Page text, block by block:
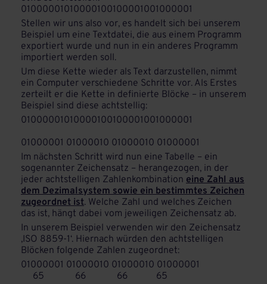
01000001010000100100001001000001
Stellen wir uns also vor, es handelt sich bei unserem
Beispiel um eine Textdatei, die aus einem Programm
exportiert wurde und nun in ein anderes Programm
importiert werden soll.
Um diese Kette wieder als Text darzustellen, nimmt
ein Computer verschiedene Schritte vor. Als Erstes
zerteilt er die Kette in definierte Blöcke – in unserem
Beispiel sind diese achtstellig:
01000001010000100100001001000001
01000001 01000010 01000010 01000001
Im nächsten Schritt wird nun eine Tabelle – ein
sogenannter Zeichensatz – herangezogen, in der
jeder achtstelligen Zahlenkombination eine Zahl aus
dem Dezimalsystem sowie ein bestimmtes Zeichen
zugeordnet ist. Welche Zahl und welches Zeichen
das ist, hängt dabei vom jeweiligen Zeichensatz ab.
In unserem Beispiel verwenden wir den Zeichensatz
‚ISO 8859-1‘. Hiernach würden den achtstelligen
Blöcken folgende Zahlen zugeordnet:
01000001 01000010 01000010 01000001
65 66 66 65